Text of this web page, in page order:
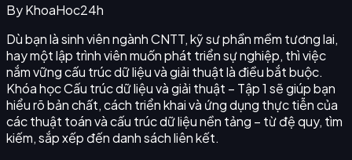
ByKhoaHoc24h
Dù bạn là sinh viên ngành CNTT, kỹ sư phần mềm tương lai,
hay một lập trình viên muốn phát triển sự nghiệp, thì việc
nắm vững cấu trúc dữ liệu và giải thuật là điều bắt buộc.
Khóa học Cấu trúc dữ liệu và giải thuật – Tập 1 sẽ giúp bạn
hiểu rõ bản chất, cách triển khai và ứng dụng thực tiễn của
các thuật toán và cấu trúc dữ liệu nền tảng – từ đệ quy, tìm
kiếm, sắp xếp đến danh sách liên kết.